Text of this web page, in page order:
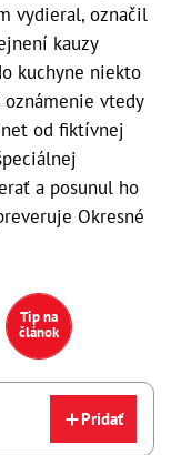
vydieral, označil
kauzy
kuchyne niekto
vtedy
od fiktívnej
a posunul ho
Okresné
Tip na
článok
Pridať